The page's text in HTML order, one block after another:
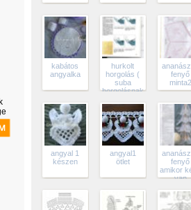
kabátos
angyalka
hurkolt
horgolás (
suba
horgolásnak
fenyő
minta2
angyal 1
készen
angyal1
ötlet
fenyő
amikor
van